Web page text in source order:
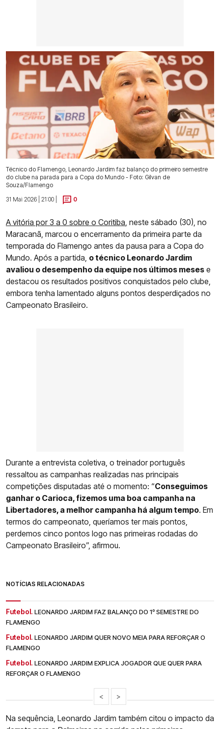
Técnico do Flamengo, Leonardo Jardim faz balanço do primeiro semestre
do clube na parada para a Copa do Mundo - Foto: Gilvan de
Souza/Flamengo
31 Mai 2026 | 21:00 |
0
A vitória por 3 a 0 sobre o Coritiba , neste sábado (30), no
Maracanã, marcou o encerramento da primeira parte da
temporada do Flamengo antes da pausa para a Copa do
Mundo. Após a partida, o técnico Leonardo Jardim
avaliou o desempenho da equipe nos últimos meses e
destacou os resultados positivos conquistados pelo clube,
embora tenha lamentado alguns pontos desperdiçados no
Campeonato Brasileiro.
Durante a entrevista coletiva, o treinador português
ressaltou as campanhas realizadas nas principais
competições disputadas até o momento: “Conseguimos
ganhar o Carioca, fizemos uma boa campanha na
Libertadores, a melhor campanha há algum tempo. Em
termos do campeonato, queríamos ter mais pontos,
perdemos cinco pontos logo nas primeiras rodadas do
Campeonato Brasileiro”, afirmou.
NOTÍCIAS RELACIONADAS
Futebol. LEONARDO JARDIM FAZ BALANÇO DO 1º SEMESTRE DO
FLAMENGO
Futebol. LEONARDO JARDIM QUER NOVO MEIA PARA REFORÇAR O
FLAMENGO
Futebol. LEONARDO JARDIM EXPLICA JOGADOR QUE QUER PARA
REFORÇAR O FLAMENGO
< >
Na sequência, Leonardo Jardim também citou o impacto da